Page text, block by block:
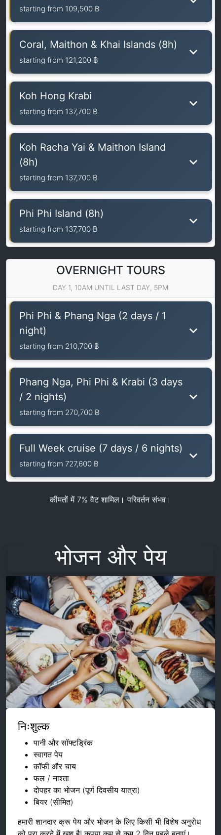
starting from 109,500 ฿
Coral, Maithon & Khai Islands (8h)
starting from 121,200 ฿
Koh Hong Krabi
starting from 137,700 ฿
Koh Racha Yai & Maithon Island
(8h)
starting from 137,700 ฿
Phi Phi Island (8h)
starting from 137,700 ฿
OVERNIGHT TOURS
DAY 1, 10AM UNTIL LAST DAY, 5PM
Phi Phi & Phang Nga (2 days / 1
night)
starting from 210,700 ฿
Phang Nga, Phi Phi & Krabi (3 days
/ 2 nights)
starting from 270,700 ฿
Full Week cruise (7 days / 6 nights)
starting from 727,600 ฿
कीमतों में 7% वैट शामिल। परिवर्तन संभव।
भोजन और पेय
निःशुल्क
पानी और सॉफ्टड्रिंक
स्वागत पेय
कॉफी और चाय
फल / नाश्ता
दोपहर का भोजन (पूर्ण दिवसीय यात्रा)
बियर (सीमित)
हमारी शानदार क्रू पेय और भोजन के लिए किसी भी विशेष अनुरोध